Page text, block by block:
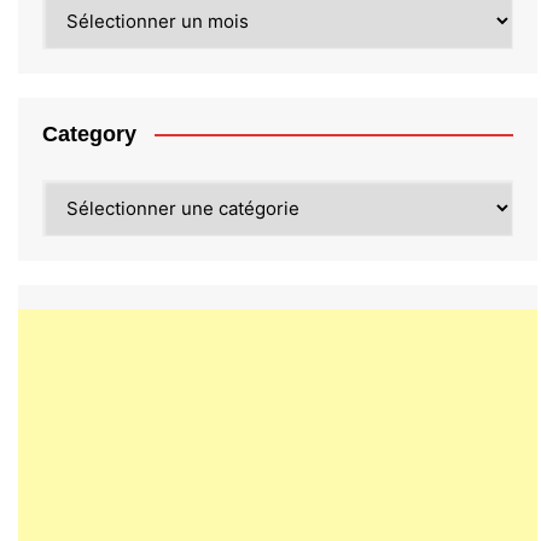
Category